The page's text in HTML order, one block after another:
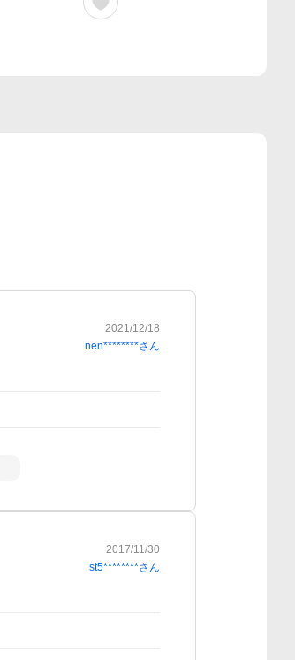
2021/12/18
nen********さん
2017/11/30
st5********さん